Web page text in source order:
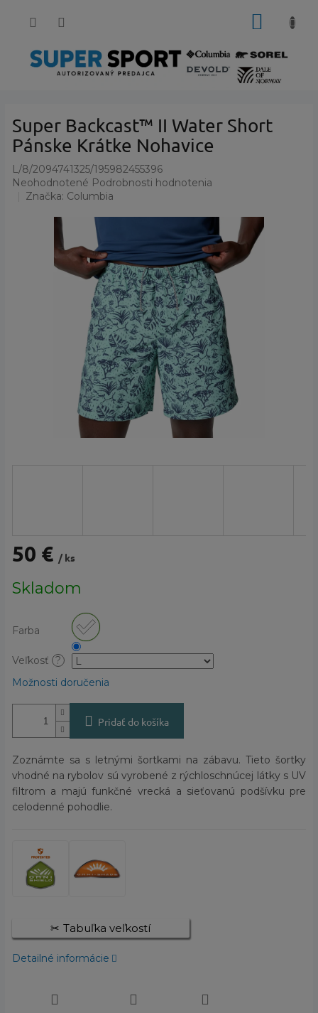
Super Backcast™ II Water Short
Pánske Krátke Nohavice
L/8/2094741325/195982455396
Priemerné
hodnotenie
hviezdičiek.
Neohodnotené Podrobnosti hodnotenia
Značka: Columbia
50 € / ks
cena:
Skladom
Farba
Veľkosť ?
Možnosti doručenia
Pridať do košíka
Zoznámte sa s letnými šortkami na zábavu. Tieto šortky
vhodné na rybolov sú vyrobené z rýchloschnúcej látky s UV
filtrom a majú funkčné vrecká a sieťovanú podšívku pre
celodenné pohodlie.
Tabuľka veľkostí
Detailné informácie